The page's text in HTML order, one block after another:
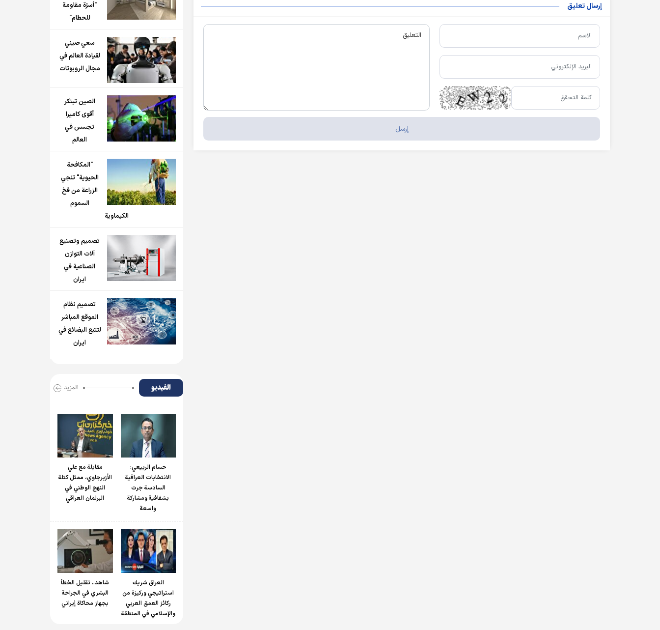
إرسال تعليق
"أسرّة مقاومة
للحطام"
سعي صيني
لقيادة العالم في
مجال الروبوتات
الصين تبتكر
أقوى كاميرا
تجسس في
العالم
"المكافحة
الحيوية" تنجي
الزراعة من فخ
السموم
الكيماوية
تصميم وتصنيع
آلات التوازن
الصناعية في
ايران
تصميم نظام
الموقع المباشر
لتتبع البضائع في
ايران
الفیدیو المزید
حسام الربیعي:
الانتخابات العراقية
السادسة جرت
بشفافية ومشاركة
واسعة
مقابلة مع علي
الأزبرجاوي، ممثل كتلة
النهج الوطني في
البرلمان العراقي
العراق شريك
استراتيجي وركيزة من
ركائز العمق العربي
والإسلامي في المنطقة
شاهد.. تقليل الخطأ
البشري في الجراحة
بجهاز محاكاة إيراني